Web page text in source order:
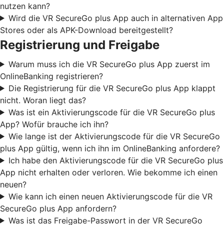
nutzen kann?
Wird die VR SecureGo plus App auch in alternativen App
Stores oder als APK-Download bereitgestellt?
Registrierung und Freigabe
Warum muss ich die VR SecureGo plus App zuerst im
OnlineBanking registrieren?
Die Registrierung für die VR SecureGo plus App klappt
nicht. Woran liegt das?
Was ist ein Aktivierungscode für die VR SecureGo plus
App? Wofür brauche ich ihn?
Wie lange ist der Aktivierungscode für die VR SecureGo
plus App gültig, wenn ich ihn im OnlineBanking anfordere?
Ich habe den Aktivierungscode für die VR SecureGo plus
App nicht erhalten oder verloren. Wie bekomme ich einen
neuen?
Wie kann ich einen neuen Aktivierungscode für die VR
SecureGo plus App anfordern?
Was ist das Freigabe-Passwort in der VR SecureGo